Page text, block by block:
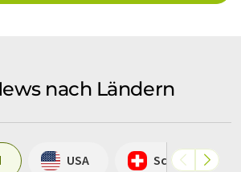
nach Ländern
USA Schweiz